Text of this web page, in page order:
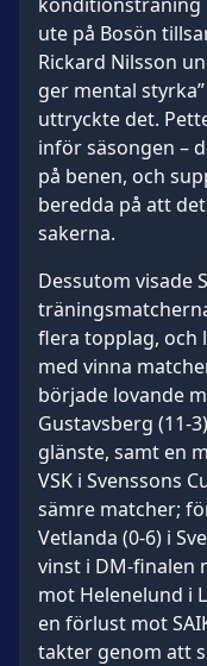
ute på Bosön
Rickard Nilsson
ger mental
uttryckte det.
inför säsongen –
på benen, och
beredda på att
sakerna.
Dessutom visade
flera topplag, och
med vinna
började lovande
Gustavsberg (11-
glänste, samt en
VSK i Svenssons
sämre matcher;
Vetlanda (0-6) i
vinst i DM-finalen
mot Helenelund i
en förlust mot
takter genom att